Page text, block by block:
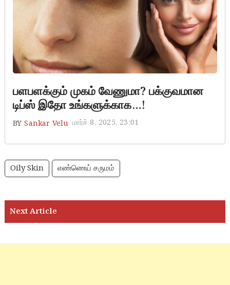
பளபளக்கும் முகம் வேணுமா? பக்குவமான
டிப்ஸ் இதோ உங்களுக்காக…!
BY Sankar Velu மார்ச் 8, 2025, 23:01
Oily Skin எண்ணெய் சருமம்